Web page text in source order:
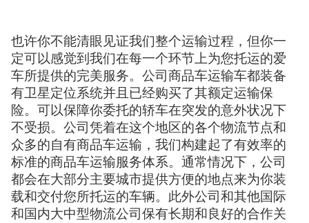
也许你不能清眼见证我们整个运输过程，但你一
定可以感觉到我们在每一个环节上为您托运的爱
车所提供的完美服务。公司商品车运输车都装备
有卫星定位系统并且已经购买了其额定运输保
险。可以保障你委托的轿车在突发的意外状况下
不受损。公司凭着在这个地区的各个物流节点和
众多的自有商品车运输，我们构建起了有效率的
标准的商品车运输服务体系。通常情况下，公司
都会在大部分主要城市提供方便的地点来为你装
载和交付您所托运的车辆。此外公司和其他国际
和国内大中型物流公司保有长期和良好的合作关